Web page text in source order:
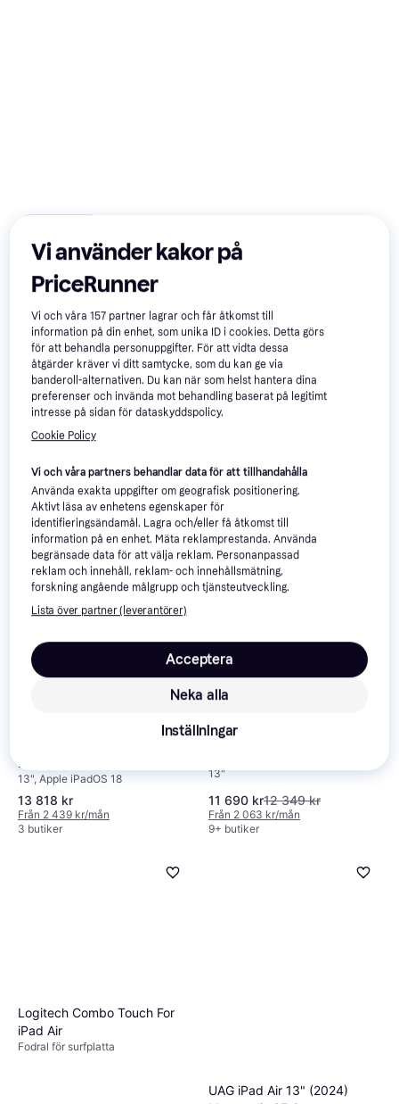
Zagg Pro Keys 2 iPad Air 13
(M2)
Trådlös
1 005 kr
5 butiker
Apple 13-inch iPad Air
12 990 kr
Från 2 293 kr/mån
9+ butiker
13", Apple iPadOS 18
13 818 kr
Från 2 439 kr/mån
3 butiker
Apple 13-inch iPad Air
Gray (M4)
13"
11 690 kr12 349 kr
Från 2 063 kr/mån
9+ butiker
Logitech Combo Touch For
iPad Air
Fodral för surfplatta
UAG iPad Air 13" (2024)
Vi använder kakor på
PriceRunner
Vi och våra157 partner lagrar och får åtkomst till
information på din enhet, som unika ID i cookies. Detta görs
för att behandla personuppgifter. För att vidta dessa
åtgärder kräver vi ditt samtycke, som du kan ge via
banderoll-alternativen. Du kan när som helst hantera dina
preferenser och invända mot behandling baserat på legitimt
intresse på sidan för dataskyddspolicy.
Cookie Policy
Vi och våra partners behandlar data för att tillhandahålla
Använda exakta uppgifter om geografisk positionering.
Aktivt läsa av enhetens egenskaper för
identifieringsändamål. Lagra och/eller få åtkomst till
information på en enhet. Mäta reklamprestanda. Använda
begränsade data för att välja reklam. Personanpassad
reklam och innehåll, reklam- och innehållsmätning,
forskning angående målgrupp och tjänsteutveckling.
Lista över partner (leverantörer)
Neka alla
Acceptera
Inställningar